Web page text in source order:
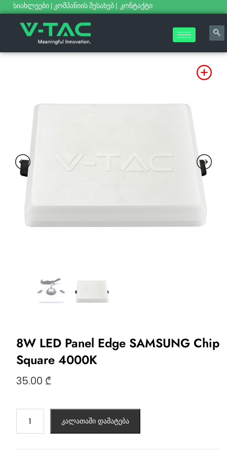
სიახლეები | კომპანიის შესახებ | კონტაქტი
8W LED Panel Edge SAMSUNG Chip
Square 4000K
35.00 ₾
კალათაში დამატება